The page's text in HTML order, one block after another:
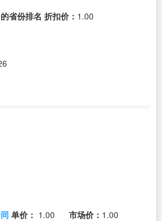
省份排名 折扣价： 1.00
单价： 1.00 市场价： 1.00